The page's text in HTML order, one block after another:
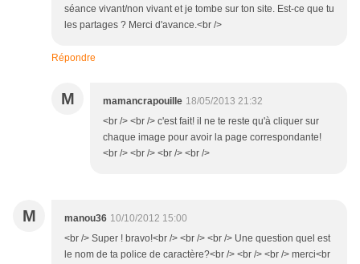
séance vivant/non vivant et je tombe sur ton site. Est-ce que tu
les partages ? Merci d'avance.<br />
Répondre
M mamancrapouille 18/05/2013 21:32
<br /> <br /> c'est fait! il ne te reste qu'à cliquer sur
chaque image pour avoir la page correspondante!
<br /> <br /> <br /> <br />
M manou36 10/10/2012 15:00
<br /> Super ! bravo!<br /> <br /> <br /> Une question quel est
le nom de ta police de caractère?<br /> <br /> <br /> merci<br